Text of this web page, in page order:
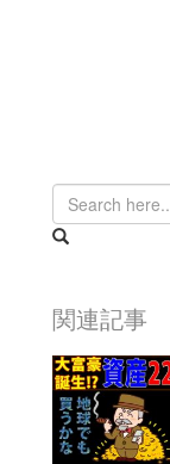
関連記事